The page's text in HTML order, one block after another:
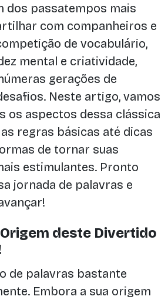
dos passatempos mais
com companheiros e
de vocabulário,
mental e criatividade,
gerações de
Neste artigo, vamos
os aspectos dessa clássica
regras básicas até dicas
de tornar suas
estimulantes. Pronto
jornada de palavras e
deste Divertido
de palavras bastante
Embora a sua origem